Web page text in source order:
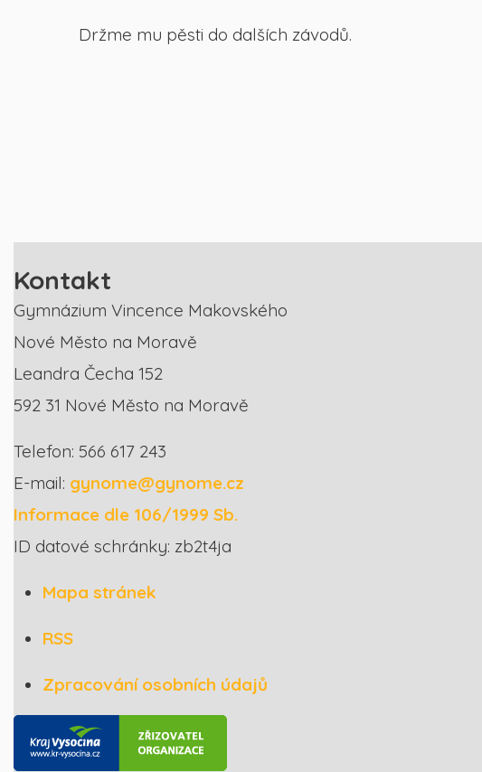
Držme mu pěsti do dalších závodů.
Kontakt
Gymnázium Vincence Makovského
Nové Město na Moravě
Leandra Čecha 152
592 31 Nové Město na Moravě
Telefon: 566 617 243
E-mail: gynome@gynome.cz
Informace dle 106/1999 Sb.
ID datové schránky: zb2t4ja
Mapa stránek
RSS
Zpracování osobních údajů